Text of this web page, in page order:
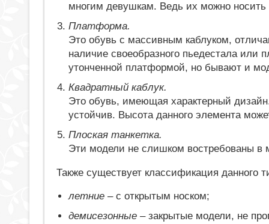
многим девушкам. Ведь их можно носить
Платформа.
Это обувь с массивным каблуком,
наличие своеобразного пьедестала
утонченной платформой, но бывают и
Квадратный каблук.
Это обувь, имеющая характерный
устойчив. Высота данного элемента
Плоская танкетка.
Эти модели не слишком востребованы в
Также существует классификация данного
летние – с открытым носком;
демисезонные – закрытые модели, не